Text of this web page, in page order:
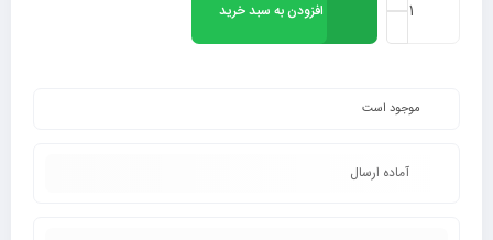
موجود است
آماده ارسال
افزودن به سبد خرید